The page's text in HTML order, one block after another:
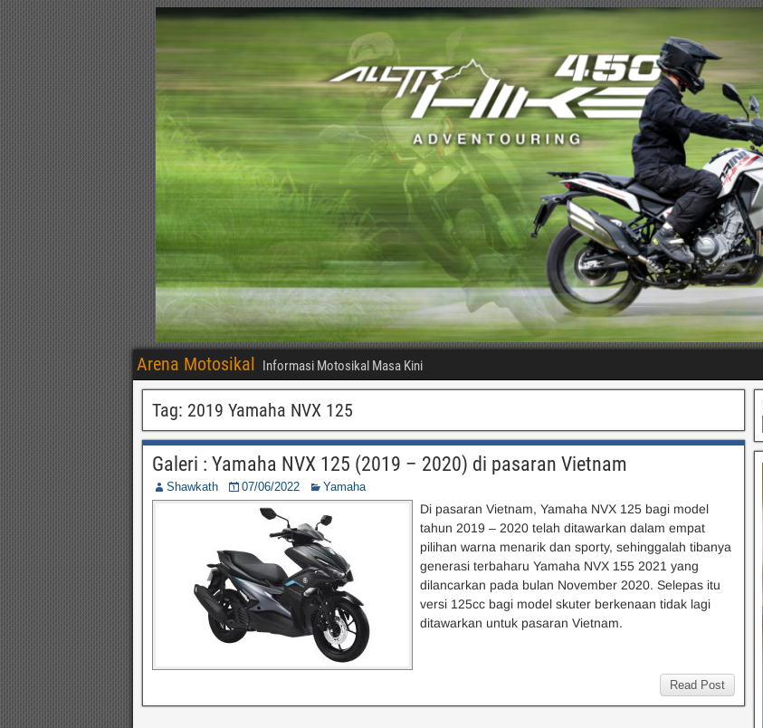
Arena Motosikal Informasi Motosikal Masa Kini
Tag: 2019 Yamaha NVX 125
Galeri : Yamaha NVX 125 (2019 – 2020) di pasaran Vietnam
Shawkath 07/06/2022 Yamaha
Di pasaran Vietnam, Yamaha NVX 125 bagi model
tahun 2019 – 2020 telah ditawarkan dalam empat
pilihan warna menarik dan sporty, sehinggalah tibanya
generasi terbaharu Yamaha NVX 155 2021 yang
dilancarkan pada bulan November 2020. Selepas itu
versi 125cc bagi model skuter berkenaan tidak lagi
ditawarkan untuk pasaran Vietnam.
Read Post